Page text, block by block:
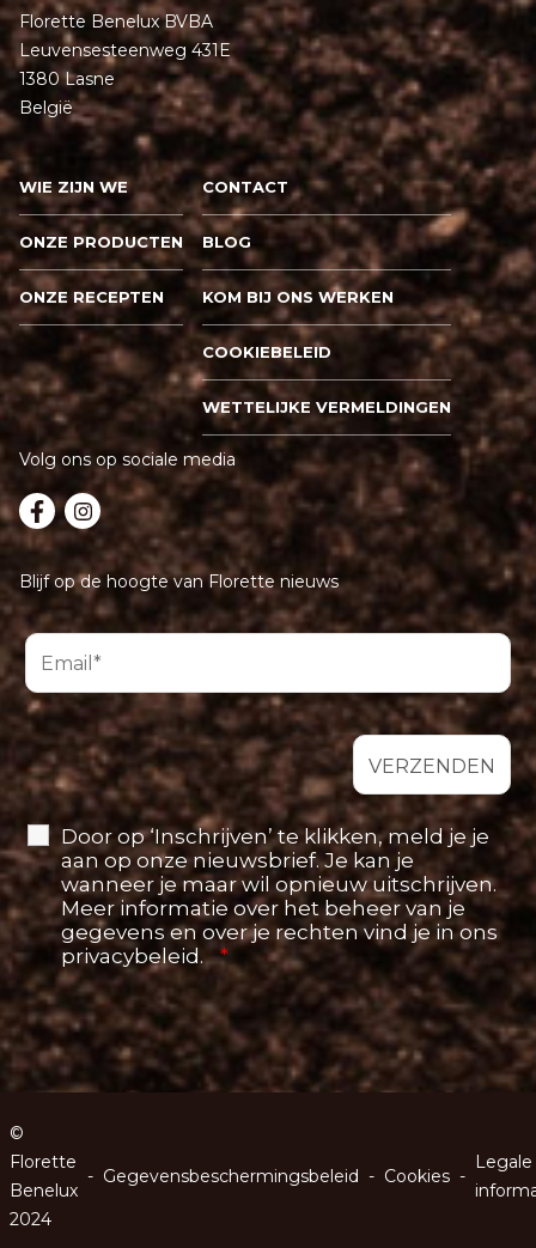
Florette Benelux BVBA
Leuvensesteenweg 431E
1380 Lasne
België
WIE ZIJN WE
ONZE PRODUCTEN
ONZE RECEPTEN
CONTACT
BLOG
KOM BIJ ONS WERKEN
COOKIEBELEID
WETTELIJKE VERMELDINGEN
Volg ons op sociale media
Blijf op de hoogte van Florette nieuws
Door op ‘Inschrijven’ te klikken, meld je je
aan op onze nieuwsbrief. Je kan je
wanneer je maar wil opnieuw uitschrijven.
Meer informatie over het beheer van je
gegevens en over je rechten vind je in ons
privacybeleid. *
©
Florette
Benelux
2024
- Gegevensbeschermingsbeleid - Cookies -
Legale